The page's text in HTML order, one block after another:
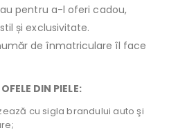
pentru a-l oferi cadou,
și exclusivitate.
de înmatriculare îl face
DIN PIELE:
cu sigla brandului auto şi